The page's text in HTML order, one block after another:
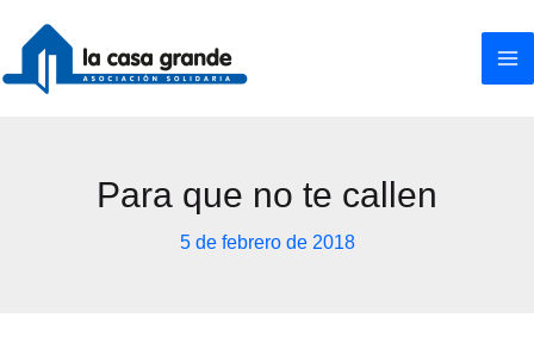
contenido
Para que no te callen
5 de febrero de 2018